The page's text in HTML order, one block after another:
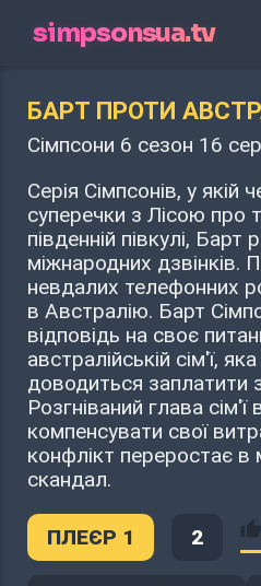
simpsonsua.tv
БАРТ ПРОТИ
Сімпсони 6 сезон 16
Серія Сімпсонів, у якій
суперечки з Лісою про
південній півкулі, Барт
міжнародних дзвінків.
невдалих телефонних
в Австралію. Барт
відповідь на своє
австралійській сім'ї,
доводиться заплатити
Розгніваний глава
компенсувати свої
конфлікт переростає в
скандал.
ПЛЕЄР 1 2